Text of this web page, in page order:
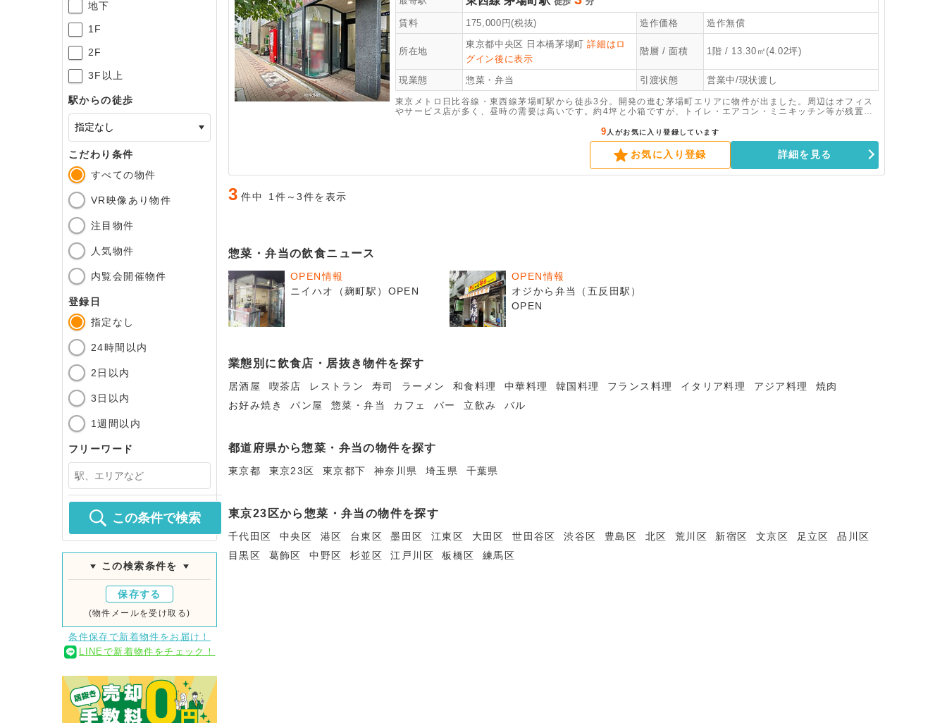
地下
1F
2F
3F以上
駅からの徒歩
こだわり条件
すべての物件
VR映像あり物件
注目物件
人気物件
内覧会開催物件
登録日
指定なし
24時間以内
2日以内
3日以内
1週間以内
フリーワード
この条件で検索
この検索条件を
保存する
(物件メールを受け取る)
条件保存で新着物件をお届け！
LINEで新着物件をチェック！
賃料 175,000 円(税抜) 造作価格 造作無償
所在地
東京都中央区 日本橋茅場町詳細はロ
グイン後に表示
階層 / 面積 1階 / 13.30㎡(4.02坪)
現業態 惣菜・弁当 引渡状態 営業中/現状渡し
東京メトロ日比谷線・東西線茅場町駅から徒歩3分。開発の進む茅場町エリアに物件が出ました。周辺はオフィス
やサービス店が多く、昼時の需要は高いです。約4坪と小箱ですが、トイレ・エアコン・ミニキッチン等が残置し
ストを抑えた出店が可能となります。幅広い時間帯で内見が可能となりますので、ご興味ありましたらお気軽にお
9 人がお気に入り登録しています
お気に入り登録 詳細を見る
3 件中 1件～3件を表示
惣菜・弁当の飲食ニュース
OPEN情報
ニイハオ（麹町駅）OPEN
OPEN情報
オジから弁当（五反田駅）
OPEN
業態別に飲食店・居抜き物件を探す
居酒屋 喫茶店 レストラン 寿司 ラーメン 和食料理 中華料理 韓国料理 フランス料理 イタリア料理 アジア料理
焼肉
お好み焼き
パン屋 惣菜・弁当 カフェ バー 立飲み バル
都道府県から惣菜・弁当の物件を探す
東京都 東京23区 東京都下 神奈川県 埼玉県 千葉県
東京23区から惣菜・弁当の物件を探す
千代田区 中央区 港区 台東区 墨田区 江東区 大田区 世田谷区 渋谷区 豊島区 北区 荒川区 新宿区 文京区 足立区
品川区
目黒区
葛飾区 中野区 杉並区 江戸川区 板橋区 練馬区